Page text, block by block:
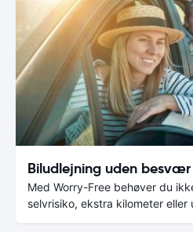
Biludlejning uden besvær
Med Worry-Free behøver du
selvrisiko, ekstra kilometer eller